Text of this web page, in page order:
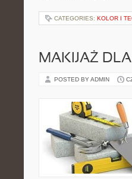
CATEGORIES: KOLOR I
MAKIJAŻ
POSTED BY ADMIN